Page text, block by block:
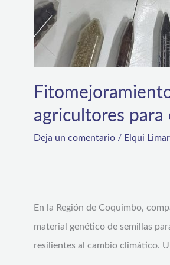
agricultores para
Deja un comentario / Elqui
En la Región de Coquimbo,
material genético de semillas
resilientes al cambio climático.